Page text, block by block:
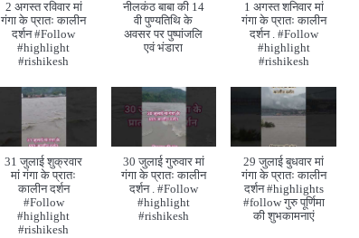
2 अगस्त रविवार मां
गंगा के प्रातः कालीन
दर्शन #Follow
#highlight
#rishikesh
नीलकंठ बाबा की 14
वी पुण्यतिथि के
अवसर पर पुष्पांजलि
एवं भंडारा
1 अगस्त शनिवार मां
गंगा के प्रातः कालीन
दर्शन . #Follow
#highlight
#rishikesh
31 जुलाई शुक्रवार
मां गंगा के प्रातः
कालीन दर्शन
#Follow
#highlight
#rishikesh
30 जुलाई गुरुवार मां
गंगा के प्रातः कालीन
दर्शन . #Follow
#highlight
#rishikesh
29 जुलाई बुधवार मां
गंगा के प्रातः कालीन
दर्शन #highlights
#follow गुरु पूर्णिमा
की शुभकामनाएं